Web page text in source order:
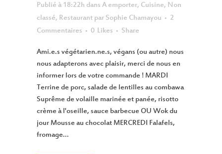
Publié à 18:22h dans A emporter, Cuisine, Non
classé, Restaurant par Sophie Chamayou
2
Commentaires
0 Likes Share
Ami.e.s végétarien.ne.s, végans (ou autre) nous
nous adapterons avec plaisir, merci de nous en
informer lors de votre commande ! MARDI
Terrine de porc, salade de lentilles au combawa
Suprême de volaille marinée et panée, risotto
crème à l'oseille, sauce barbecue OU Wok du
jour Mousse au chocolat MERCREDI Falafels,
fromage...